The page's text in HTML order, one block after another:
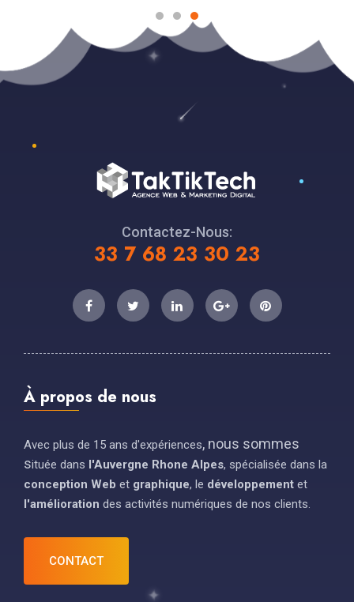
Contactez-Nous:
33 7 68 23 30 23
À propos de nous
Avec plus de 15 ans d'expériences, nous sommes
située dans l'Auvergne Rhone Alpes, spécialisée dans la
conception Web et graphique, le développement et
l'amélioration des activités numériques de nos clients.
CONTACT